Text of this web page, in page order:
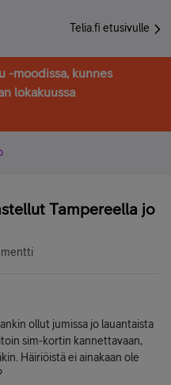
Telia.fi etusivulle
-moodissa, kunnes
lokakuussa
Tampereella jo
ollut jumissa jo lauantaista
sim-kortin kannettavaan,
Häiriöistä ei ainakaan ole